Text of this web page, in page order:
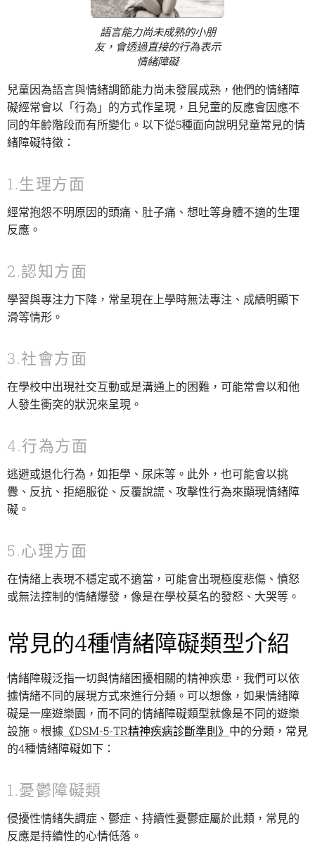
語言能力尚未成熟的小朋
友，會透過直接的行為表示
情緒障礙
兒童因為語言與情緒調節能力尚未發展成熟，他們的情緒障
礙經常會以「行為」的方式作呈現，且兒童的反應會因應不
同的年齡階段而有所變化。以下從5種面向說明兒童常見的情
緒障礙特徵：
1.生理方面
經常抱怨不明原因的頭痛、肚子痛、想吐等身體不適的生理
反應。
2.認知方面
學習與專注力下降，常呈現在上學時無法專注、成績明顯下
滑等情形。
3.社會方面
在學校中出現社交互動或是溝通上的困難，可能常會以和他
人發生衝突的狀況來呈現。
4.行為方面
逃避或退化行為，如拒學、尿床等。此外，也可能會以挑
釁、反抗、拒絕服從、反覆說謊、攻擊性行為來顯現情緒障
礙。
5.心理方面
在情緒上表現不穩定或不適當，可能會出現極度悲傷、憤怒
或無法控制的情緒爆發，像是在學校莫名的發怒、大哭等。
常見的4種情緒障礙類型介紹
情緒障礙泛指一切與情緒困擾相關的精神疾患，我們可以依
據情緒不同的展現方式來進行分類。可以想像，如果情緒障
礙是一座遊樂園，而不同的情緒障礙類型就像是不同的遊樂
設施。根據 《DSM-5-TR精神疾病診斷準則》 中的分類，常見
的4種情緒障礙如下：
1.憂鬱障礙類
侵擾性情緒失調症、鬱症、持續性憂鬱症屬於此類，常見的
反應是持續性的心情低落。